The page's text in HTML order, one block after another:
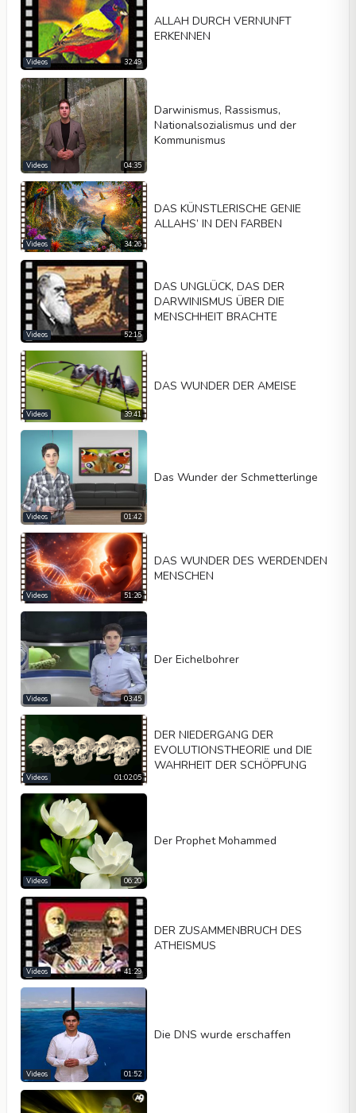
32:49
Videos
ALLAH DURCH VERNUNFT
ERKENNEN
04:35
Videos
Darwinismus, Rassismus,
Nationalsozialismus und der
Kommunismus
34:26
Videos
DAS KÜNSTLERISCHE GENIE
ALLAHS’ IN DEN FARBEN
52:15
Videos
DAS UNGLÜCK, DAS DER
DARWINISMUS ÜBER DIE
MENSCHHEIT BRACHTE
39:41
Videos
DAS WUNDER DER AMEISE
01:42
Videos
Das Wunder der Schmetterlinge
51:26
Videos
DAS WUNDER DES WERDENDEN
MENSCHEN
03:45
Videos
Der Eichelbohrer
01:02:05
Videos
DER NIEDERGANG DER
EVOLUTIONSTHEORIE und DIE
WAHRHEIT DER SCHÖPFUNG
06:20
Videos
Der Prophet Mohammed
41:29
Videos
DER ZUSAMMENBRUCH DES
ATHEISMUS
01:52
Videos
Die DNS wurde erschaffen